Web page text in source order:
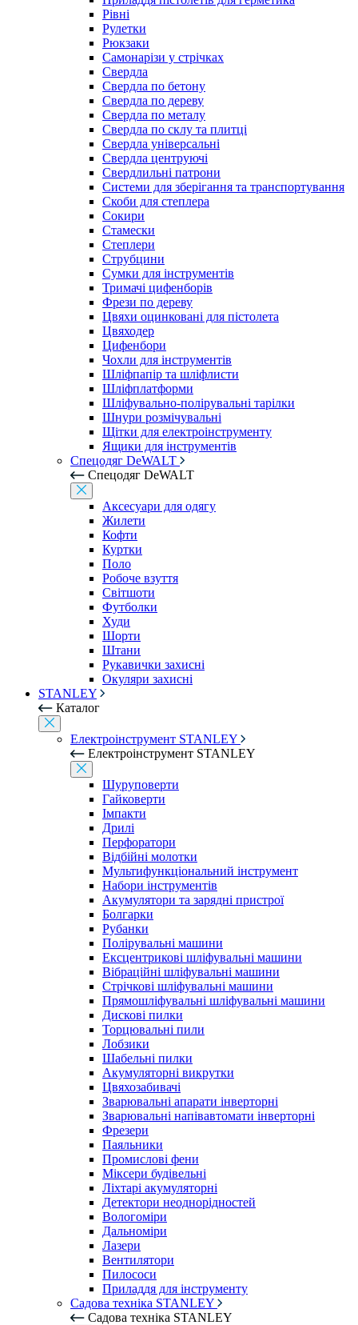
Рівні
Рулетки
Рюкзаки
Самонарізи у стрічках
Свердла
Свердла по бетону
Свердла по дереву
Свердла по металу
Свердла по склу та плитці
Свердла універсальні
Свердла центруючі
Свердлильні патрони
Системи для зберігання та транспортування
Скоби для степлера
Сокири
Стамески
Степлери
Струбцини
Сумки для інструментів
Тримачі цифенборів
Фрези по дереву
Цвяхи оцинковані для пістолета
Цвяходер
Цифенбори
Чохли для інструментів
Шліфпапір та шліфлисти
Шліфплатформи
Шліфувально-полірувальні тарілки
Шнури розмічувальні
Щітки для електроінструменту
Ящики для інструментів
Спецодяг DeWALT
Спецодяг DeWALT
Аксесуари для одягу
Жилети
Кофти
Куртки
Поло
Робоче взуття
Світшоти
Футболки
Худи
Шорти
Штани
Рукавички захисні
Окуляри захисні
STANLEY
Каталог
Електроінструмент STANLEY
Електроінструмент STANLEY
Шуруповерти
Гайковерти
Імпакти
Дрилі
Перфоратори
Відбійні молотки
Мультифункціональний інструмент
Набори інструментів
Акумулятори та зарядні пристрої
Болгарки
Рубанки
Полірувальні машини
Ексцентрикові шліфувальні машини
Вібраційні шліфувальні машини
Стрічкові шліфувальні машини
Прямошліфувальні шліфувальні машини
Дискові пилки
Торцювальні пили
Лобзики
Шабельні пилки
Акумуляторні викрутки
Цвяхозабивачі
Зварювальні апарати інверторні
Зварювальні напівавтомати інверторні
Фрезери
Паяльники
Промислові фени
Міксери будівельні
Ліхтарі акумуляторні
Детектори неоднорідностей
Вологоміри
Дальноміри
Лазери
Вентилятори
Пилососи
Приладдя для інструменту
Садова техніка STANLEY
Садова техніка STANLEY